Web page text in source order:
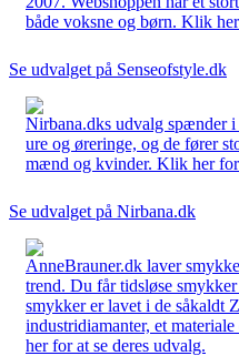
både voksne og børn. Klik
Se udvalget på Senseofstyle.dk
Nirbana.dks udvalg spænder
ure og øreringe, og de fører
mænd og kvinder. Klik her for
Se udvalget på Nirbana.dk
AnneBrauner.dk laver
trend. Du får tidsløse
smykker er lavet i de såkaldt
industridiamanter, et
her for at se deres udvalg.